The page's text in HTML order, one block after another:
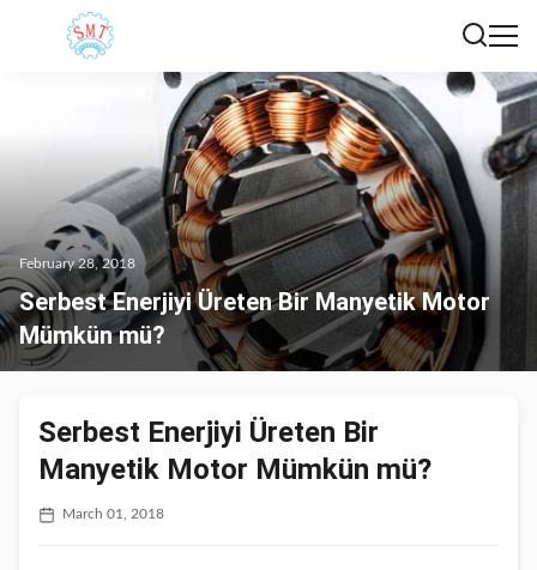
February 28, 2018
Serbest Enerjiyi Üreten Bir Manyetik Motor
Mümkün mü?
Serbest Enerjiyi Üreten Bir
Manyetik Motor Mümkün mü?
March 01, 2018